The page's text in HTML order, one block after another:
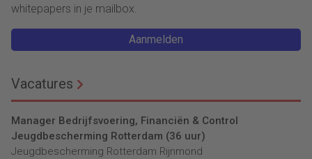
whitepapers in je mailbox.
Aanmelden
Vacatures
Manager Bedrijfsvoering, Financiën & Control
Jeugdbescherming Rotterdam (36 uur)
Jeugdbescherming Rotterdam Rijnmond